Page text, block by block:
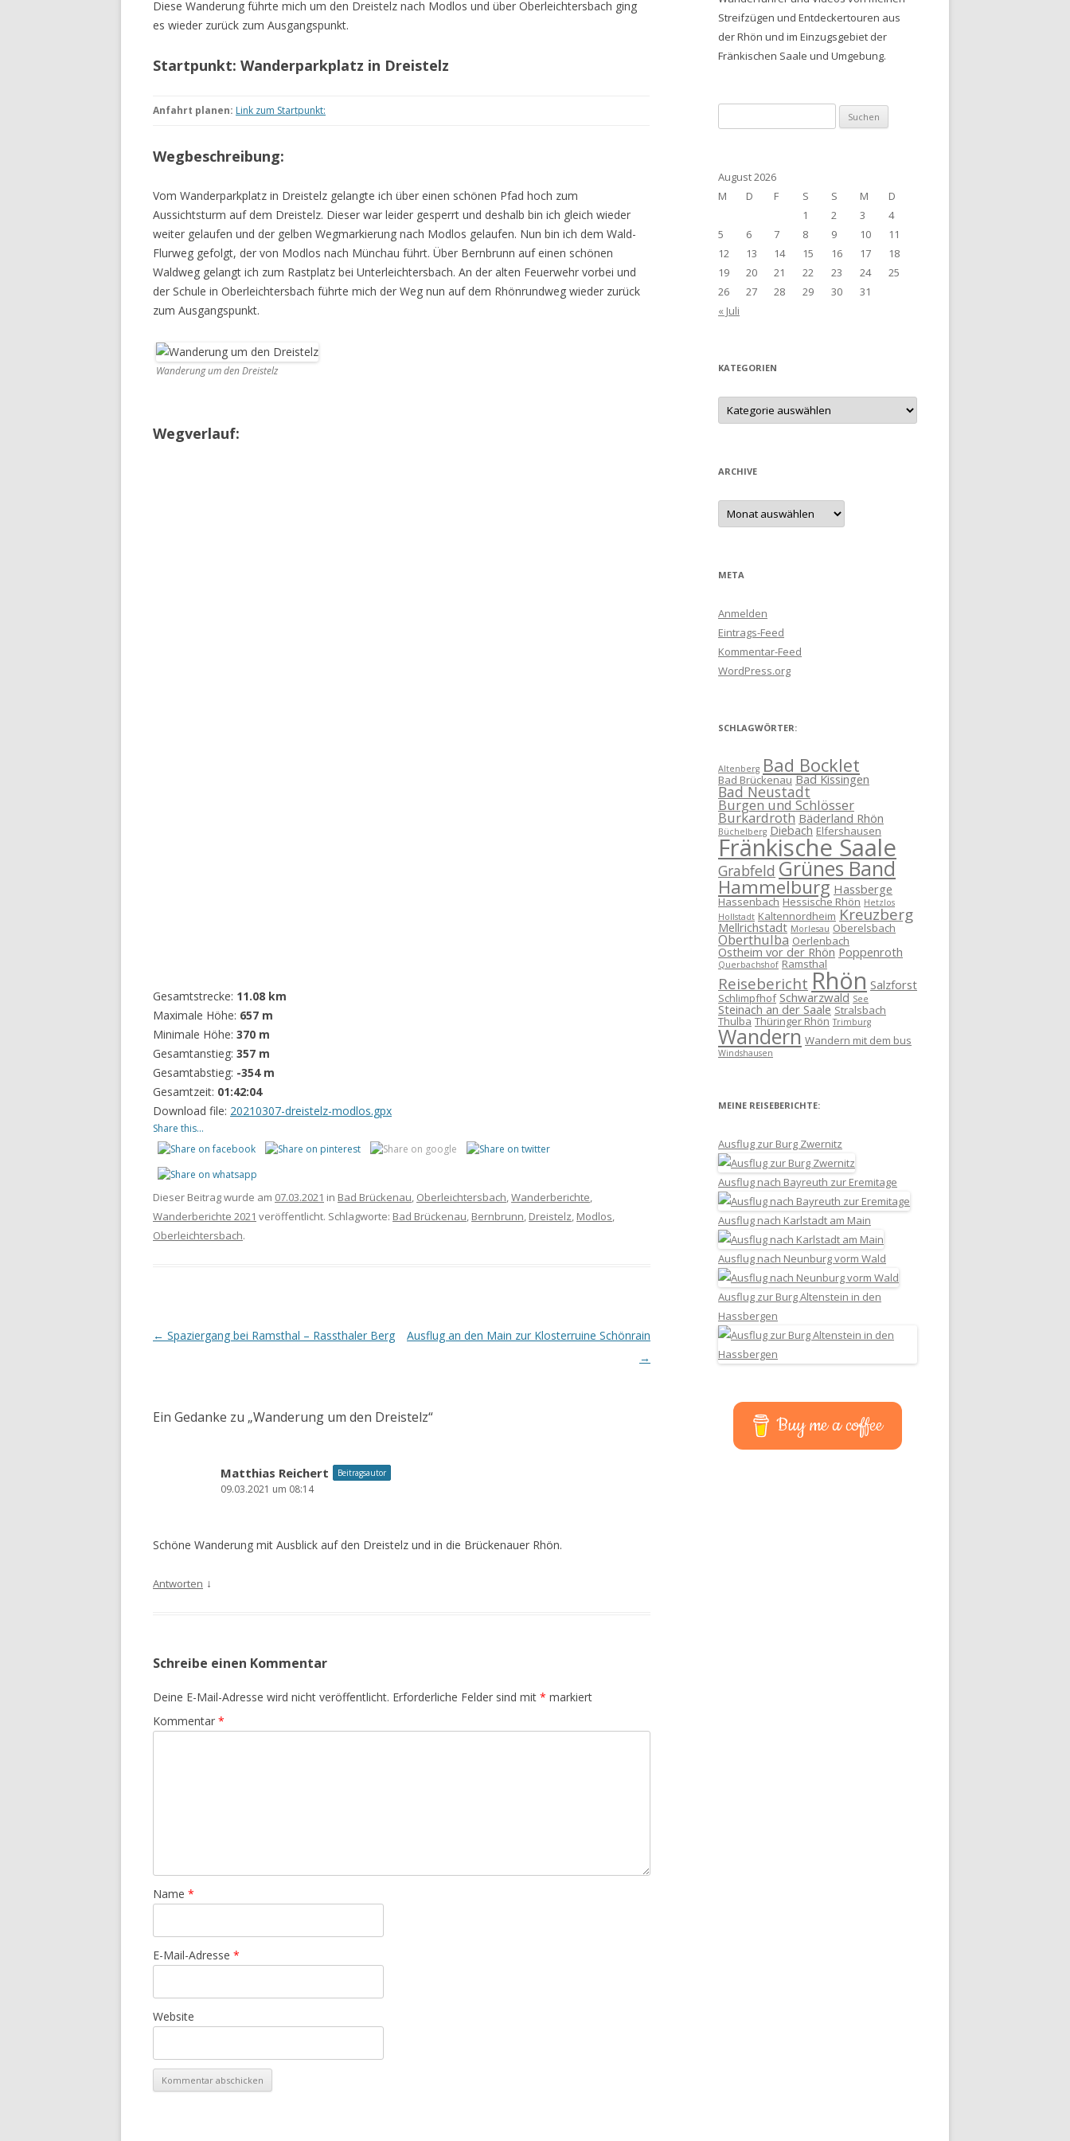
HAMMELBURG
WANDERN AM GRÜNEN BAND IN
DER RHÖN UND GRABFELD
WANDERURLAUB FÜSSEN 2022
WANDERURLAUB IM OBEREN
Diese Wanderung führte mich um den Dreistelz nach Modlos und über Oberleichtersbach ging
es wieder zurück zum Ausgangspunkt.
Startpunkt: Wanderparkplatz in Dreistelz
Anfahrt planen: Link zum Startpunkt:
Wegbeschreibung:
Vom Wanderparkplatz in Dreistelz gelangte ich über einen schönen Pfad hoch zum
Aussichtsturm auf dem Dreistelz. Dieser war leider gesperrt und deshalb bin ich gleich wieder
weiter gelaufen und der gelben Wegmarkierung nach Modlos gelaufen. Nun bin ich dem Wald-
Flurweg gefolgt, der von Modlos nach Münchau führt. Über Bernbrunn auf einen schönen
Waldweg gelangt ich zum Rastplatz bei Unterleichtersbach. An der alten Feuerwehr vorbei und
der Schule in Oberleichtersbach führte mich der Weg nun auf dem Rhönrundweg wieder zurück
zum Ausgangspunkt.
Wanderung um den Dreistelz
Wegverlauf:
Gesamtstrecke: 11.08 km
Maximale Höhe: 657 m
Minimale Höhe: 370 m
Gesamtanstieg: 357 m
Gesamtabstieg: -354 m
Gesamtzeit: 01:42:04
Download file: 20210307-dreistelz-modlos.gpx
Share this...
Dieser Beitrag wurde am 07.03.2021 in Bad Brückenau, Oberleichtersbach,Wanderberichte,
Wanderberichte 2021 veröffentlicht. Schlagworte: Bad Brückenau, Bernbrunn, Dreistelz, Modlos,
Oberleichtersbach.
Beitrags-
← Spaziergang bei Ramsthal – Rassthaler Berg
Ausflug an den Main zur Klosterruine Schönrain
→
Ein Gedanke zu „Wanderung um den Dreistelz“
Matthias Reichert Beitragsautor
09.03.2021 um 08:14
Schöne Wanderung mit Ausblick auf den Dreistelz und in die Brückenauer Rhön.
Antworten ↓
Schreibe einen Kommentar
Deine E-Mail-Adresse wird nicht veröffentlicht. Erforderliche Felder sind mit * markiert
Kommentar *
Name *
E-Mail-Adresse *
Website
Streifzügen und Entdeckertouren aus
der Rhön und im Einzugsgebiet der
Fränkischen Saale und Umgebung.
nach:
August 2026
M
D F S S M
D
1
2 3
4
5
6 7 8 9 10
11
12
13 14 15 16 17
18
19
20 21 22 23 24
25
26
27 28 29 30
31
« Juli
KATEGORIEN
Kategorien
ARCHIVE
Archive
META
Anmelden
Eintrags-Feed
Kommentar-Feed
WordPress.org
SCHLAGWÖRTER:
Altenberg Bad Bocklet
Bad Brückenau Bad Kissingen
Bad Neustadt
Burgen und Schlösser
Burkardroth Bäderland Rhön
Büchelberg Diebach Elfershausen
Fränkische Saale
Grabfeld Grünes Band
Hammelburg Hassberge
Hassenbach Hessische Rhön Hetzlos
Hollstadt Kaltennordheim Kreuzberg
Mellrichstadt Morlesau Oberelsbach
Oberthulba Oerlenbach
Ostheim vor der Rhön Poppenroth
Querbachshof Ramsthal
ReiseberichtRhön Salzforst
Schlimpfhof Schwarzwald See
Steinach an der Saale Stralsbach
Thulba Thüringer Rhön Trimburg
Wandern Wandern mit dem bus
Windshausen
MEINE REISEBERICHTE:
Ausflug zur Burg Zwernitz
Ausflug nach Bayreuth zur Eremitage
Ausflug nach Karlstadt am Main
Ausflug nach Neunburg vorm Wald
Ausflug zur Burg Altenstein in den
Hassbergen
Buy me a coffee